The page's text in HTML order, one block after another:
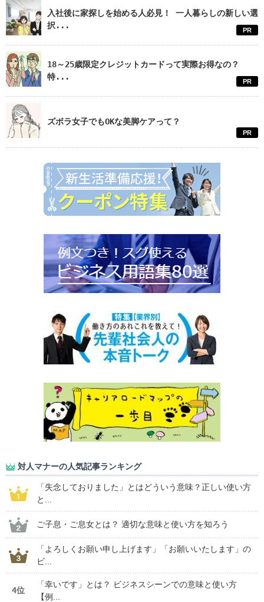
入社後に家探しを始める人必見！ 一人暮らしの新しい選
択...
PR
18～25歳限定クレジットカードって実際お得なの？
特...
PR
ズボラ女子でもOKな美脚ケアって？
PR
対人マナーの人気記事ランキング
「失念しておりました」とはどういう意味？正しい使い方
と...
ご子息・ご息女とは？ 適切な意味と使い方を知ろう
「よろしくお願い申し上げます」「お願いいたします」の
ビ...
4位
「幸いです」とは？ ビジネスシーンでの意味と使い方
【例...